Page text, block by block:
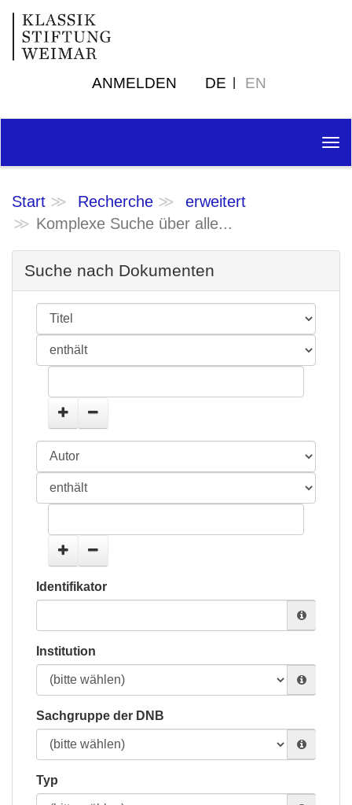
ANMELDEN DE EN
Start Recherche
erweitert
Komplexe Suche über alle...
Suche nach Dokumenten
Identifikator
Institution
Sachgruppe der DNB
Typ